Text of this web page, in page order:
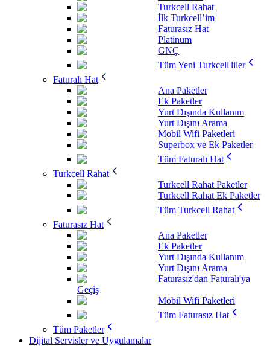
Turkcell Rahat
İlk Turkcell’im
Faturasız Hat
Platinum
GNÇ
Tüm Yeni Turkcell'liler
Faturalı Hat
Ana Paketler
Ek Paketler
Yurt Dışında Kullanım
Yurt Dışını Arama
Mobil Wifi Paketleri
Superbox ve Ek Paketler
Tüm Faturalı Hat
Turkcell Rahat
Turkcell Rahat Paketler
Turkcell Rahat Ek Paketler
Tüm Turkcell Rahat
Faturasız Hat
Ana Paketler
Ek Paketler
Yurt Dışında Kullanım
Yurt Dışını Arama
Faturasız'dan Faturalı'ya
Geçiş
Mobil Wifi Paketleri
Tüm Faturasız Hat
Tüm Paketler
Dijital Servisler ve Uygulamalar